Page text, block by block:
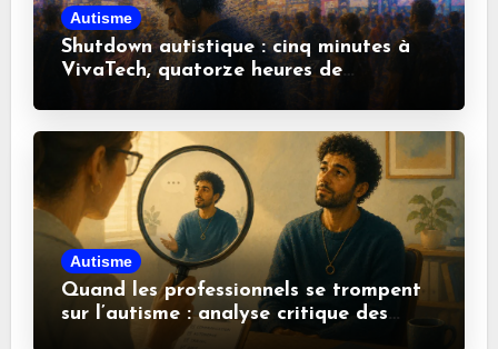
Autisme
Shutdown autistique : cinq minutes à
VivaTech, quatorze heures de
récupération
Autisme
Quand les professionnels se trompent
sur l’autisme : analyse critique des
idées reçues